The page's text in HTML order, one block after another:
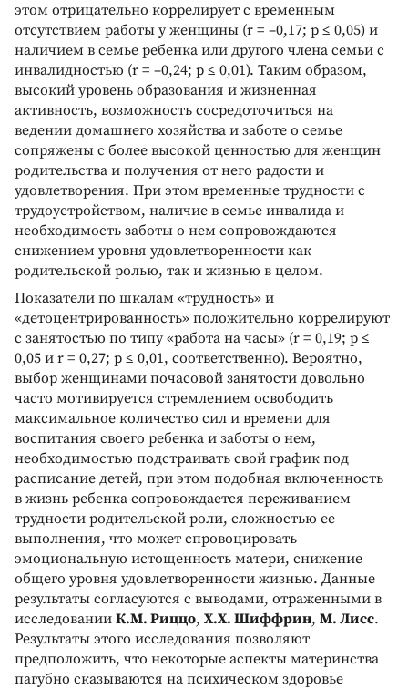
этом отрицательно коррелирует с временным
отсутствием работы у женщины (r = –0,17; p ≤ 0,05) и
наличием в семье ребенка или другого члена семьи с
инвалидностью (r = –0,24; p ≤ 0,01). Таким образом,
высокий уровень образования и жизненная
активность, возможность сосредоточиться на
ведении домашнего хозяйства и заботе о семье
сопряжены с более высокой ценностью для женщин
родительства и получения от него радости и
удовлетворения. При этом временные трудности с
трудоустройством, наличие в семье инвалида и
необходимость заботы о нем сопровождаются
снижением уровня удовлетворенности как
родительской ролью, так и жизнью в целом.
Показатели по шкалам «трудность» и
«детоцентрированность» положительно коррелируют
с занятостью по типу «работа на часы» (r = 0,19; p ≤
0,05 и r = 0,27; p ≤ 0,01, соответственно). Вероятно,
выбор женщинами почасовой занятости довольно
часто мотивируется стремлением освободить
максимальное количество сил и времени для
воспитания своего ребенка и заботы о нем,
необходимостью подстраивать свой график под
расписание детей, при этом подобная включенность
в жизнь ребенка сопровождается переживанием
трудности родительской роли, сложностью ее
выполнения, что может спровоцировать
эмоциональную истощенность матери, снижение
общего уровня удовлетворенности жизнью. Данные
результаты согласуются с выводами, отраженными в
исследовании К.М. Риццо, Х.Х. Шиффрин, М. Лисс.
Результаты этого исследования позволяют
предположить, что некоторые аспекты материнства
пагубно сказываются на психическом здоровье